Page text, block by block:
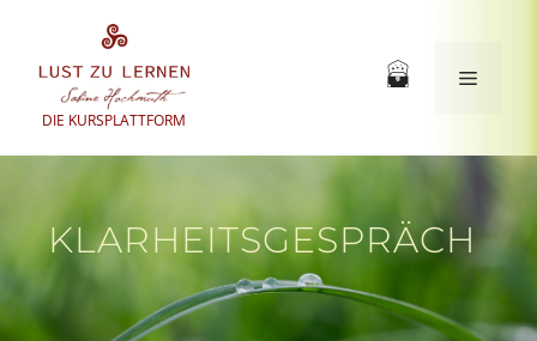
springen
DIE KURSPLATTFORM
Menü
KLARHEITSGESPRÄCH